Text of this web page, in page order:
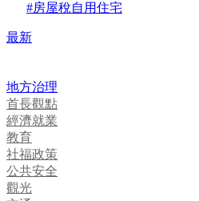
#房屋稅自用住宅
最新
地方治理
首長觀點
經濟就業
教育
社福政策
公共安全
觀光